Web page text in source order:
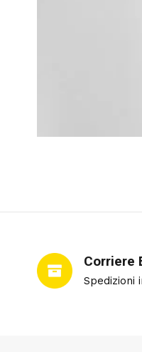
Corriere
Spedizioni